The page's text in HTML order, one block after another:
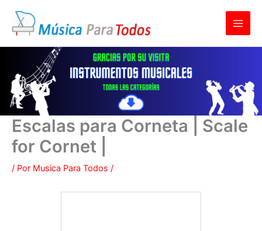
contenido
Escalas para Corneta | Scale
for Cornet |
/ Por Musica Para Todos /